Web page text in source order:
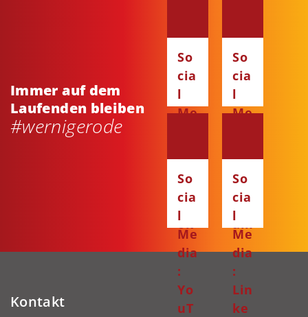
Immer auf dem
Laufenden bleiben
#wernigerode
So
cia
l
Me
ce
bo
ok
So
cia
l
Me
ta
gr
am
So
cia
l
Me
dia
:
Yo
uT
So
cia
l
Me
dia
:
Lin
ke
Kontakt